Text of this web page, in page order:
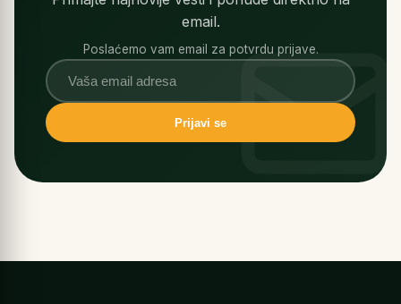
email.
Poslaćemo vam email za potvrdu prijave.
Prijavi se